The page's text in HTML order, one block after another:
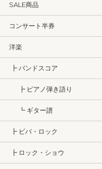
SALE商品
コンサート半券
洋楽
┣ バンドスコア
┣ ピアノ弾き語り
┗ ギター譜
┣ ビバ・ロック
┣ ロック・ショウ